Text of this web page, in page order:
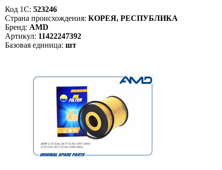
Код 1С: 523246
Страна происхождения: КОРЕЯ, РЕСПУБЛИКА
Бренд: AMD
Артикул: 11422247392
Базовая единица: шт